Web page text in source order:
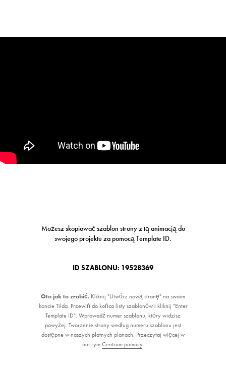
Oto jak to zrobić. Kliknij "Utwórz nową stronę" na swoim
koncie Tilda. Przewiń do końca listy szablonów i kliknij "Enter
Template ID". Wprowadź numer szablonu, który widzisz
powyżej. Tworzenie strony według numeru szablonu jest
dostępne w naszych płatnych planach. Przeczytaj więcej w
naszymCentrum pomocy.
Możesz skopiować szablon strony z tą animacją do
swojego projektu za pomocą Template ID.
ID SZABLONU: 19528369